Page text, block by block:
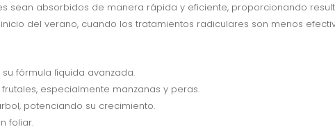
sean absorbidos de manera rápida y eficiente, proporcionando
del verano, cuando los tratamientos radiculares son menos
fórmula líquida avanzada.
especialmente manzanas y peras.
potenciando su crecimiento.
foliar.